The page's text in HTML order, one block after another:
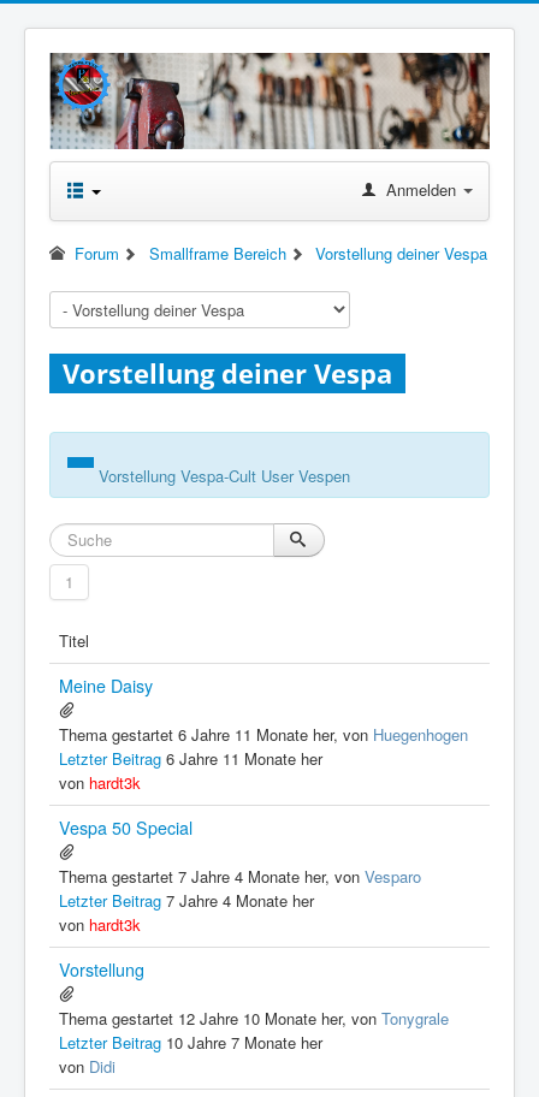
Anmelden
Forum Smallframe Bereich Vorstellung deiner Vespa
Vorstellung deiner Vespa
Vorstellung Vespa-Cult User Vespen
1
Titel
Meine Daisy
Thema gestartet 6 Jahre 11 Monate her, von Huegenhogen
Letzter Beitrag 6 Jahre 11 Monate her
von hardt3k
Vespa 50 Special
Thema gestartet 7 Jahre 4 Monate her, von Vesparo
Letzter Beitrag 7 Jahre 4 Monate her
von hardt3k
Vorstellung
Thema gestartet 12 Jahre 10 Monate her, von Tonygrale
Letzter Beitrag 10 Jahre 7 Monate her
von Didi